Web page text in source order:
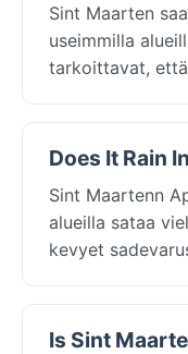
Sint Maarten
useimmilla
tarkoittavat,
Does It Rain
Sint Maartenn
alueilla sataa
kevyet
Is Sint